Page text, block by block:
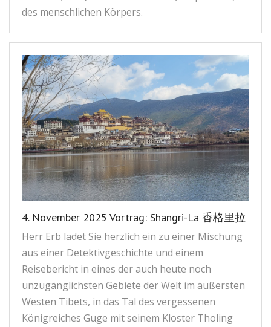
des menschlichen Körpers.
4. November 2025 Vortrag: Shangri-La 香格里拉
Herr Erb ladet Sie herzlich ein zu einer Mischung
aus einer Detektiv­geschichte und einem
Reisebericht in eines der auch heute noch
unzugänglichsten Gebiete der Welt im äußersten
Westen Tibets, in das Tal des vergessenen
Königreiches Guge mit seinem Kloster Tholing